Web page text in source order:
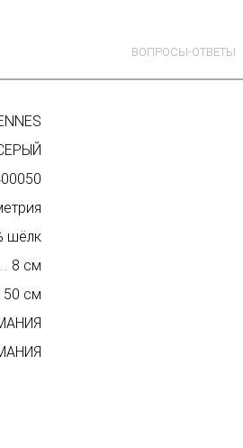
ВОПРОСЫ-ОТВЕТЫ
шёлк
8 см
см